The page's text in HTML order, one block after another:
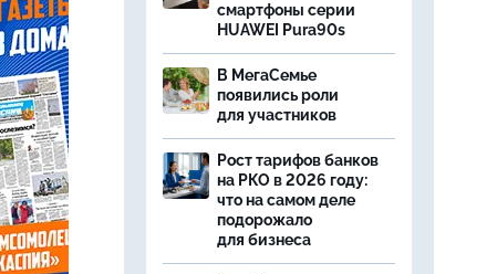
смартфоны серии
HUAWEI Pura90s
В МегаСемье
появились роли
для участников
Рост тарифов банков
на РКО в 2026 году:
что на самом деле
подорожало
для бизнеса